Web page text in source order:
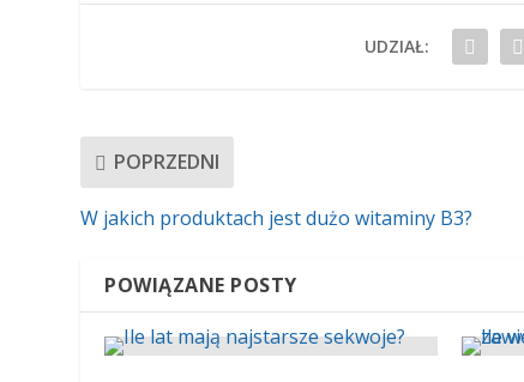
UDZIAŁ:
POPRZEDNI
W jakich produktach jest dużo witaminy B3?
POWIĄZANE POSTY